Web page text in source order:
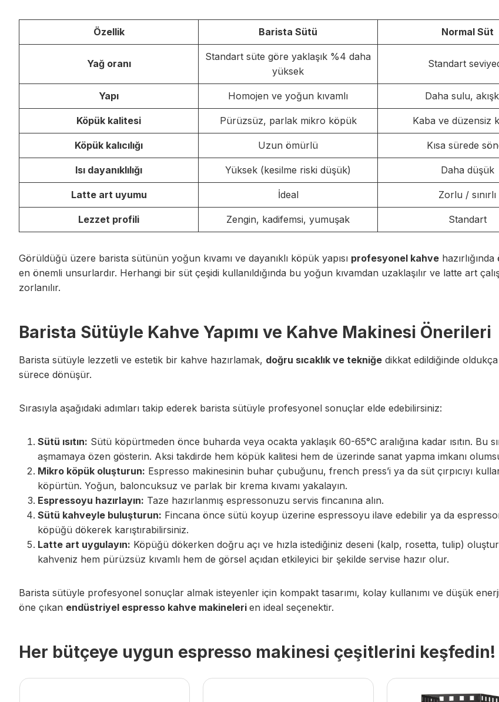
Özellik Barista Sütü Normal Süt
Yağ oranı
Standart süte göre yaklaşık %4 daha
yüksek
Standart
Yapı Homojen ve yoğun kıvamlı Daha sulu,
Köpük kalitesi Pürüzsüz, parlak mikro köpük Kaba ve düzensiz
Köpük kalıcılığı Uzun ömürlü Kısa sürede
Isı dayanıklılığı Yüksek (kesilme riski düşük) Daha düşük
Latte art uyumu İdeal Zorlu / sınırlı
Lezzet profili Zengin, kadifemsi, yumuşak Standart
Görüldüğü üzere barista sütünün yoğun kıvamı ve dayanıklı köpük yapısı profesyonel kahve
en önemli unsurlardır. Herhangi bir süt çeşidi kullanıldığında bu yoğun kıvamdan uzaklaşılır ve latte art
zorlanılır.
Barista Sütüyle Kahve Yapımı ve Kahve Makinesi Önerileri
Barista sütüyle lezzetli ve estetik bir kahve hazırlamak, doğru sıcaklık ve tekniğe dikkat edildiğinde
sürece dönüşür.
Sırasıyla aşağıdaki adımları takip ederek barista sütüyle profesyonel sonuçlar elde edebilirsiniz:
Sütü ısıtın: Sütü köpürtmeden önce buharda veya ocakta yaklaşık 60-65°C aralığına kadar ısıtın. Bu
aşmamaya özen gösterin. Aksi takdirde hem köpük kalitesi hem de üzerinde sanat yapma imkanı
Mikro köpük oluşturun: Espresso makinesinin buhar çubuğunu, french press’i ya da süt çırpıcıyı
köpürtün. Yoğun, baloncuksuz ve parlak bir krema kıvamı yakalayın.
Espressoyu hazırlayın: Taze hazırlanmış espressonuzu servis fincanına alın.
Sütü kahveyle buluşturun: Fincana önce sütü koyup üzerine espressoyu ilave edebilir ya da
köpüğü dökerek karıştırabilirsiniz.
Latte art uygulayın: Köpüğü dökerken doğru açı ve hızla istediğiniz deseni (kalp, rosetta, tulip)
kahveniz hem pürüzsüz kıvamlı hem de görsel açıdan etkileyici bir şekilde servise hazır olur.
Barista sütüyle profesyonel sonuçlar almak isteyenler için kompakt tasarımı, kolay kullanımı ve düşük
öne çıkan endüstriyel espresso kahve makineleri en ideal seçenektir.
Her bütçeye uygun espresso makinesi çeşitlerini keşfedin!